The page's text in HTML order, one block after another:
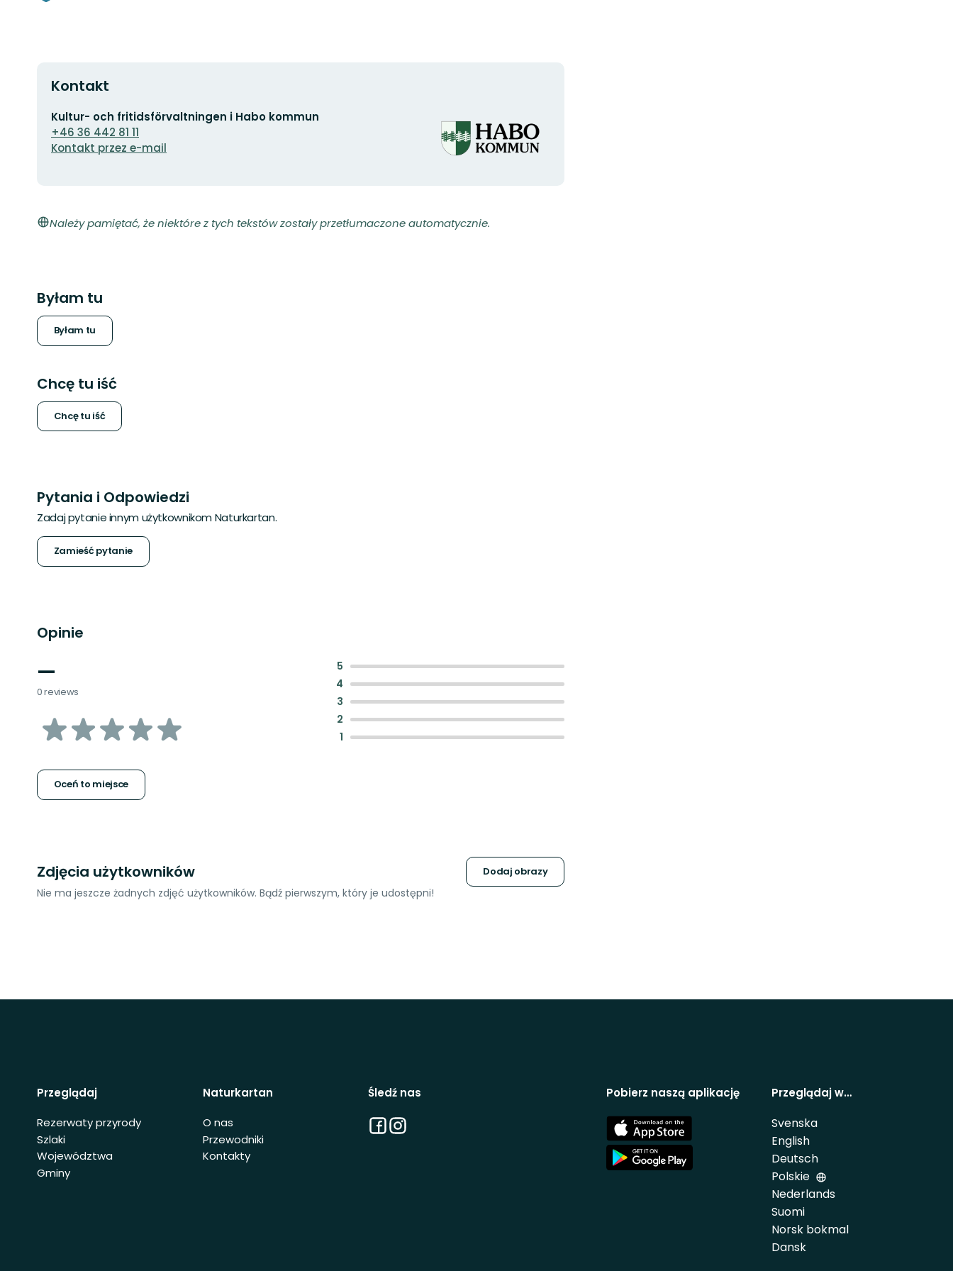
Kontakt
Adres
e-
mail
Kultur- och fritidsförvaltningen i Habo kommun
+46 36 442 81 11
Kontakt przez e-mail
organizacji
Należy pamiętać, że niektóre z tych tekstów zostały przetłumaczone automatycznie.
Byłam tu
Byłam tu
Chcę tu iść
Chcę tu iść
Pytania i Odpowiedzi
Zadaj pytanie innym użytkownikom Naturkartan.
Zamieść pytanie
Opinie
—
0 reviews
z
gwiazdek
Oceń to miejsce
5
4
3
2
1
Zdjęcia użytkowników Dodaj obrazy
Nie ma jeszcze żadnych zdjęć użytkowników. Bądź pierwszym, który je udostępni!
Przeglądaj
Rezerwaty przyrody
Szlaki
Województwa
Gminy
Naturkartan
O nas
Przewodniki
Kontakty
Śledź nas
Facebook
Instagram
Pobierz naszą aplikację
App
Store
App
Store
Przeglądaj w…
Svenska
English
Deutsch
Polskie
Nederlands
Suomi
Norsk bokmal
Dansk